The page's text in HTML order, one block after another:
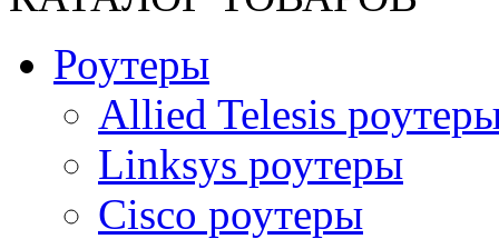
Роутеры
Allied Telesis
Linksys роутеры
Cisco роутеры